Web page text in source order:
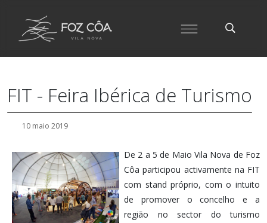
FIT - Feira Ibérica de Turismo
10 maio 2019
De 2 a 5 de Maio Vila Nova de Foz
Côa participou activamente na FIT
com stand próprio, com o intuito
de promover o concelho e a
região no sector do turismo